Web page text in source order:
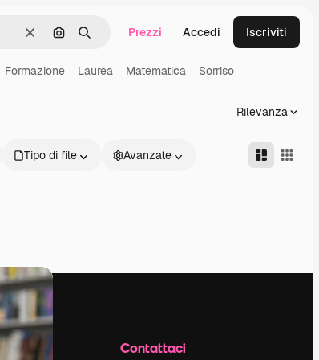
CancellaCerca per immagine
Ricerca Prezzi Accedi Iscriviti
Formazione Laurea Matematica Sorriso
Rilevanza
Tipo di file Avanzate
Azienda Contattaci